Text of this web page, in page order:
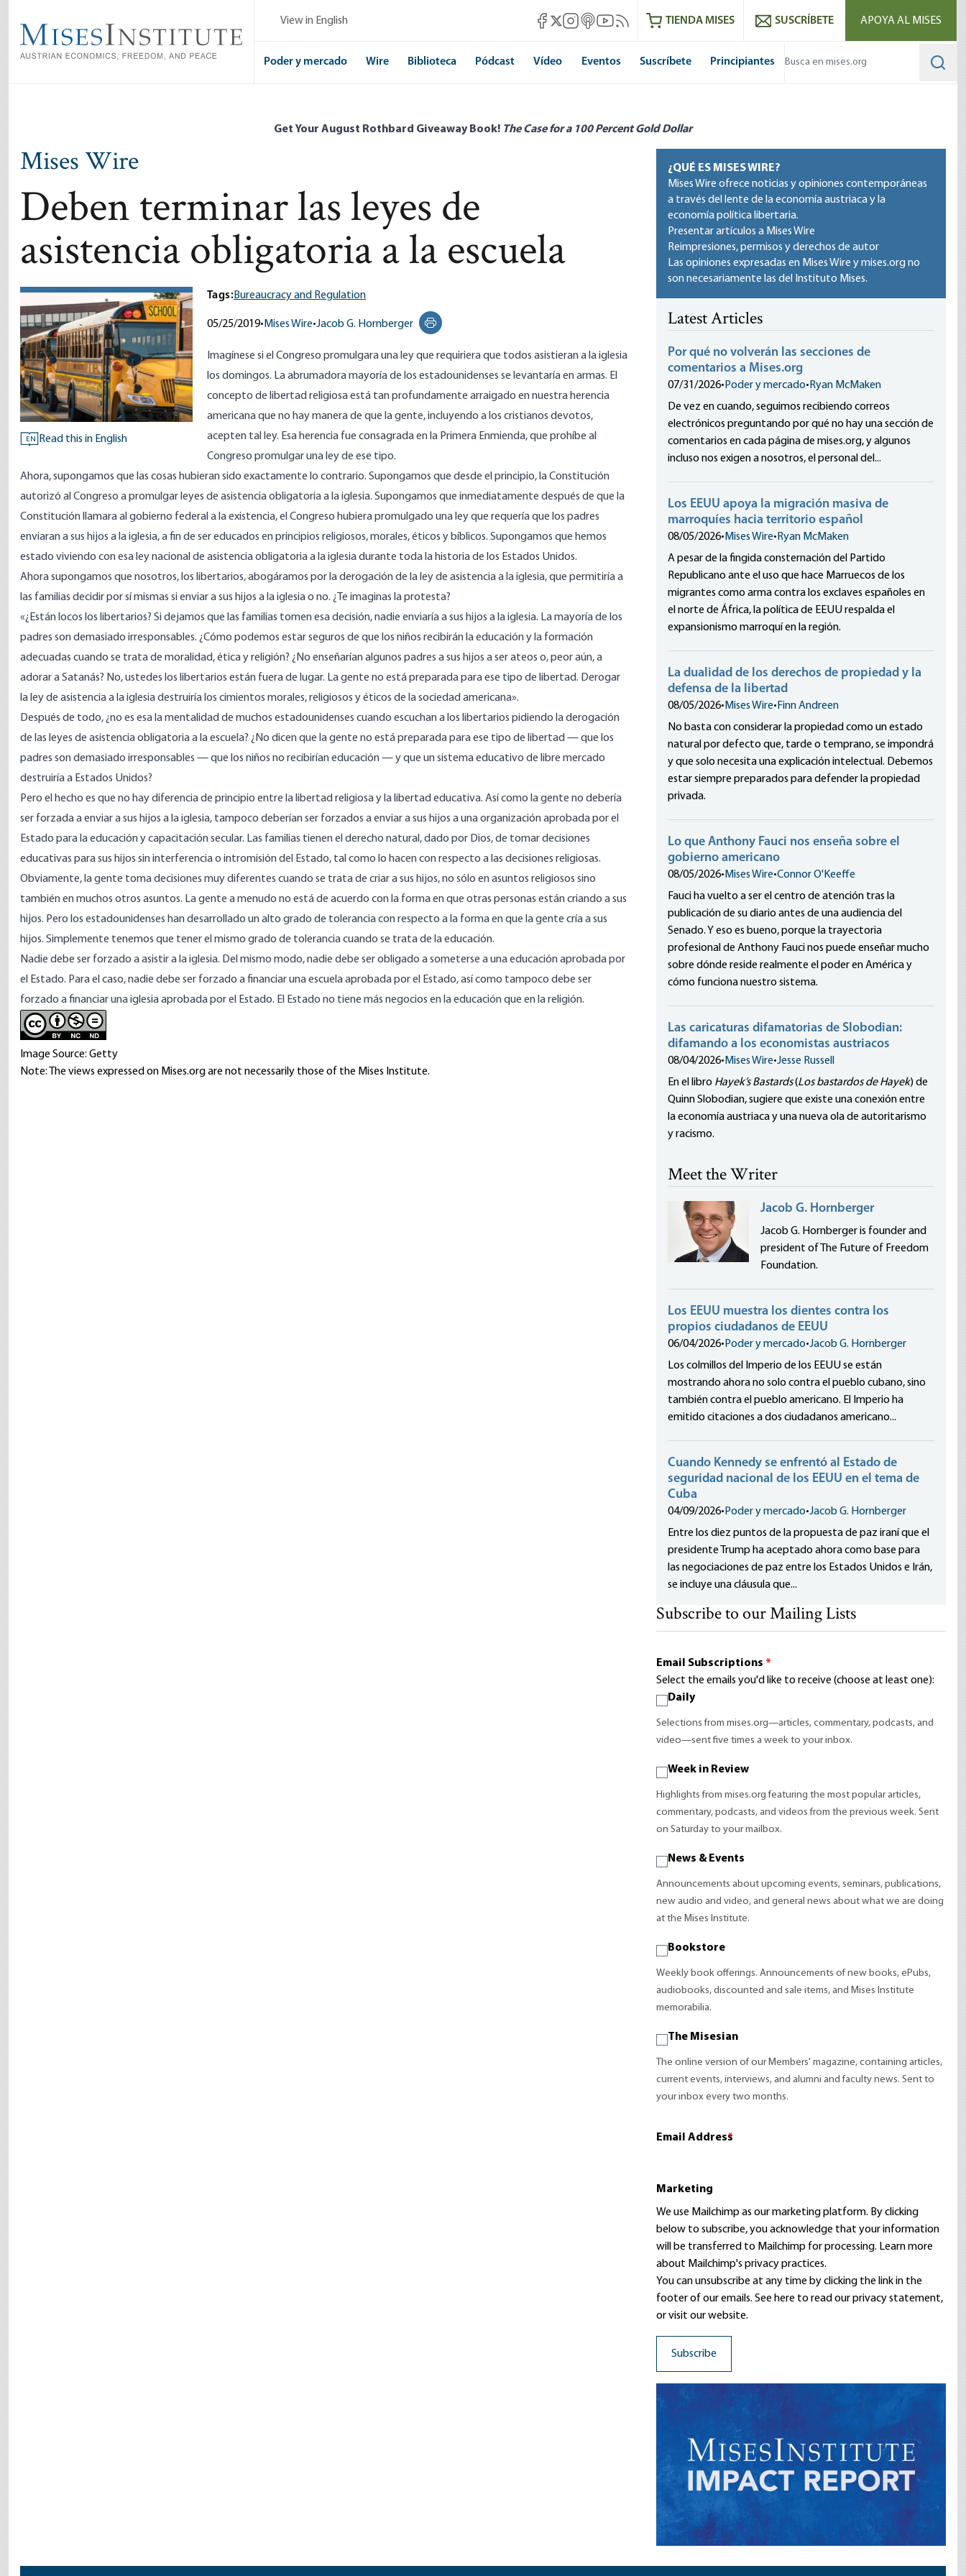
main
content
View in English Mises Facebook
Mises X
Mises Instagram
Mises itunes
Mises Youtube
Mises RSS feedTIENDA MISES SUSCRÍBETE APOYA AL MISES
Poder y mercado Wire Biblioteca Pódcast Vídeo Eventos Suscríbete Principiantes
Get Your August Rothbard Giveaway Book! The Case for a 100 Percent Gold Dollar
Mises Wire
Deben terminar las leyes de
asistencia obligatoria a la escuela
EN Read this in English
Tags:Bureaucracy and Regulation
05/25/2019• Mises Wire•Jacob G. Hornberger
Print this page
Imagínese si el Congreso promulgara una ley que requiriera que todos asistieran a la iglesia
los domingos. La abrumadora mayoría de los estadounidenses se levantaría en armas. El
concepto de libertad religiosa está tan profundamente arraigado en nuestra herencia
americana que no hay manera de que la gente, incluyendo a los cristianos devotos,
acepten tal ley. Esa herencia fue consagrada en la Primera Enmienda, que prohíbe al
Congreso promulgar una ley de ese tipo.
Ahora, supongamos que las cosas hubieran sido exactamente lo contrario. Supongamos que desde el principio, la Constitución
autorizó al Congreso a promulgar leyes de asistencia obligatoria a la iglesia. Supongamos que inmediatamente después de que la
Constitución llamara al gobierno federal a la existencia, el Congreso hubiera promulgado una ley que requería que los padres
enviaran a sus hijos a la iglesia, a fin de ser educados en principios religiosos, morales, éticos y bíblicos. Supongamos que hemos
estado viviendo con esa ley nacional de asistencia obligatoria a la iglesia durante toda la historia de los Estados Unidos.
Ahora supongamos que nosotros, los libertarios, abogáramos por la derogación de la ley de asistencia a la iglesia, que permitiría a
las familias decidir por sí mismas si enviar a sus hijos a la iglesia o no. ¿Te imaginas la protesta?
«¿Están locos los libertarios? Si dejamos que las familias tomen esa decisión, nadie enviaría a sus hijos a la iglesia. La mayoría de los
padres son demasiado irresponsables. ¿Cómo podemos estar seguros de que los niños recibirán la educación y la formación
adecuadas cuando se trata de moralidad, ética y religión? ¿No enseñarían algunos padres a sus hijos a ser ateos o, peor aún, a
adorar a Satanás? No, ustedes los libertarios están fuera de lugar. La gente no está preparada para ese tipo de libertad. Derogar
la ley de asistencia a la iglesia destruiría los cimientos morales, religiosos y éticos de la sociedad americana».
Después de todo, ¿no es esa la mentalidad de muchos estadounidenses cuando escuchan a los libertarios pidiendo la derogación
de las leyes de asistencia obligatoria a la escuela? ¿No dicen que la gente no está preparada para ese tipo de libertad — que los
padres son demasiado irresponsables — que los niños no recibirían educación — y que un sistema educativo de libre mercado
destruiría a Estados Unidos?
Pero el hecho es que no hay diferencia de principio entre la libertad religiosa y la libertad educativa. Así como la gente no debería
ser forzada a enviar a sus hijos a la iglesia, tampoco deberían ser forzados a enviar a sus hijos a una organización aprobada por el
Estado para la educación y capacitación secular. Las familias tienen el derecho natural, dado por Dios, de tomar decisiones
educativas para sus hijos sin interferencia o intromisión del Estado, tal como lo hacen con respecto a las decisiones religiosas.
Obviamente, la gente toma decisiones muy diferentes cuando se trata de criar a sus hijos, no sólo en asuntos religiosos sino
también en muchos otros asuntos. La gente a menudo no está de acuerdo con la forma en que otras personas están criando a sus
hijos. Pero los estadounidenses han desarrollado un alto grado de tolerancia con respecto a la forma en que la gente cría a sus
hijos. Simplemente tenemos que tener el mismo grado de tolerancia cuando se trata de la educación.
Nadie debe ser forzado a asistir a la iglesia. Del mismo modo, nadie debe ser obligado a someterse a una educación aprobada por
el Estado. Para el caso, nadie debe ser forzado a financiar una escuela aprobada por el Estado, así como tampoco debe ser
forzado a financiar una iglesia aprobada por el Estado. El Estado no tiene más negocios en la educación que en la religión.
Image Source: Getty
Note: The views expressed on Mises.org are not necessarily those of the Mises Institute.
¿QUÉ ES MISES WIRE?
Mises Wire ofrece noticias y opiniones contemporáneas
a través del lente de la economía austriaca y la
economía política libertaria.
Presentar artículos a Mises Wire
Reimpresiones, permisos y derechos de autor
Las opiniones expresadas en Mises Wire y mises.org no
son necesariamente las del Instituto Mises.
Latest Articles
Por qué no volverán las secciones de
comentarios a Mises.org
07/31/2026• Poder y mercado• Ryan McMaken
De vez en cuando, seguimos recibiendo correos
electrónicos preguntando por qué no hay una sección de
comentarios en cada página de mises.org, y algunos
incluso nos exigen a nosotros, el personal del...
Los EEUU apoya la migración masiva de
marroquíes hacia territorio español
08/05/2026• Mises Wire• Ryan McMaken
A pesar de la fingida consternación del Partido
Republicano ante el uso que hace Marruecos de los
migrantes como arma contra los exclaves españoles en
el norte de África, la política de EEUU respalda el
expansionismo marroquí en la región.
La dualidad de los derechos de propiedad y la
defensa de la libertad
08/05/2026• Mises Wire• Finn Andreen
No basta con considerar la propiedad como un estado
natural por defecto que, tarde o temprano, se impondrá
y que solo necesita una explicación intelectual. Debemos
estar siempre preparados para defender la propiedad
privada.
Lo que Anthony Fauci nos enseña sobre el
gobierno americano
08/05/2026• Mises Wire•Connor O'Keeffe
Fauci ha vuelto a ser el centro de atención tras la
publicación de su diario antes de una audiencia del
Senado. Y eso es bueno, porque la trayectoria
profesional de Anthony Fauci nos puede enseñar mucho
sobre dónde reside realmente el poder en América y
cómo funciona nuestro sistema.
Las caricaturas difamatorias de Slobodian:
difamando a los economistas austriacos
08/04/2026• Mises Wire•Jesse Russell
En el libro Hayek’s Bastards(Los bastardos de Hayek) de
Quinn Slobodian, sugiere que existe una conexión entre
la economía austriaca y una nueva ola de autoritarismo
y racismo.
Meet the Writer
Jacob G. Hornberger
Jacob G. Hornberger is founder and
president of The Future of Freedom
Foundation.
Los EEUU muestra los dientes contra los
propios ciudadanos de EEUU
06/04/2026• Poder y mercado•Jacob G. Hornberger
Los colmillos del Imperio de los EEUU se están
mostrando ahora no solo contra el pueblo cubano, sino
también contra el pueblo americano. El Imperio ha
emitido citaciones a dos ciudadanos americano...
Cuando Kennedy se enfrentó al Estado de
seguridad nacional de los EEUU en el tema de
Cuba
04/09/2026• Poder y mercado•Jacob G. Hornberger
Entre los diez puntos de la propuesta de paz iraní que el
presidente Trump ha aceptado ahora como base para
las negociaciones de paz entre los Estados Unidos e Irán,
se incluye una cláusula que...
Subscribe to our Mailing Lists
Email Subscriptions *
Select the emails you'd like to receive (choose at least one):
Daily
Selections from mises.org—articles, commentary, podcasts, and
video—sent five times a week to your inbox.
Week in Review
Highlights from mises.org featuring the most popular articles,
commentary, podcasts, and videos from the previous week. Sent
on Saturday to your mailbox.
News & Events
Announcements about upcoming events, seminars, publications,
new audio and video, and general news about what we are doing
at the Mises Institute.
Bookstore
Weekly book offerings. Announcements of new books, ePubs,
audiobooks, discounted and sale items, and Mises Institute
memorabilia.
The Misesian
The online version of our Members' magazine, containing articles,
current events, interviews, and alumni and faculty news. Sent to
your inbox every two months.
Email Address
*
Marketing
We use Mailchimp as our marketing platform. By clicking
below to subscribe, you acknowledge that your information
will be transferred to Mailchimp for processing. Learn more
about Mailchimp's privacy practices.
You can unsubscribe at any time by clicking the link in the
footer of our emails. See here to read ourprivacy statement,
or visit our website.